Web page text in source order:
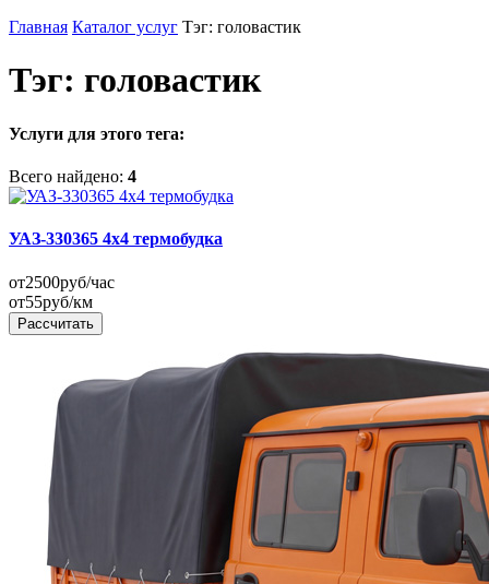
Главная Каталог услуг Тэг: головастик
Тэг: головастик
Услуги для этого тега:
Всего найдено: 4
УАЗ-330365 4x4 термобудка
от2500руб/час
от55руб/км
Рассчитать